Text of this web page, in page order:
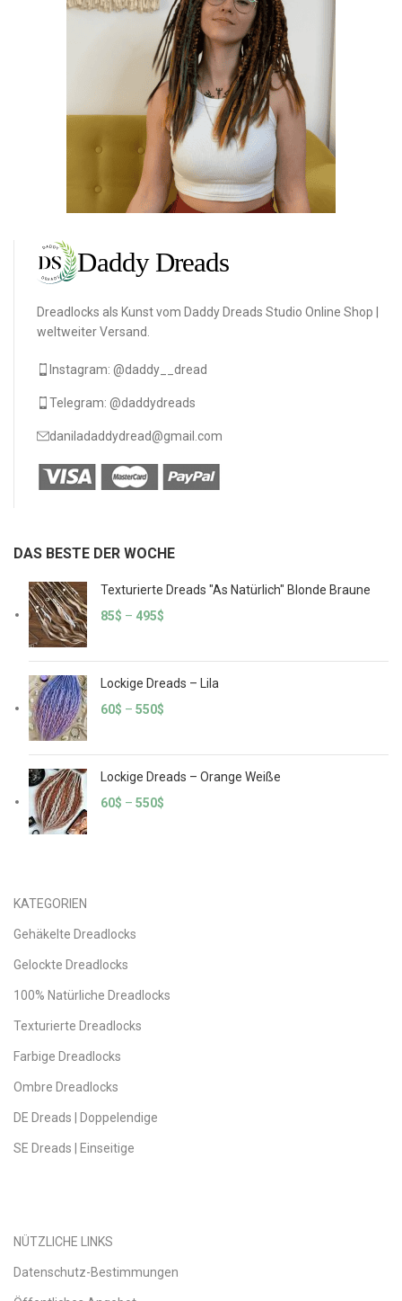
Dreadlocks als Kunst vom Daddy Dreads Studio Online Shop |
weltweiter Versand.
Instagram: @daddy__dread
Telegram: @daddydreads
daniladaddydread@gmail.com
DAS BESTE DER WOCHE
Texturierte Dreads "As Natürlich" Blonde Braune
85$ – 495$
Lockige Dreads – Lila
60$ – 550$
Lockige Dreads – Orange Weiße
60$ – 550$
KATEGORIEN
Gehäkelte Dreadlocks
Gelockte Dreadlocks
100% Natürliche Dreadlocks
Texturierte Dreadlocks
Farbige Dreadlocks
Ombre Dreadlocks
DE Dreads | Doppelendige
SE Dreads | Einseitige
NÜTZLICHE LINKS
Datenschutz-Bestimmungen